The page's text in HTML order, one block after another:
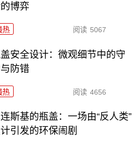
博弈
热 阅读 5067
安全设计：微观细节中的守
防错
热 阅读 4656
斯基的瓶盖：一场由“反人类”
引发的环保闹剧